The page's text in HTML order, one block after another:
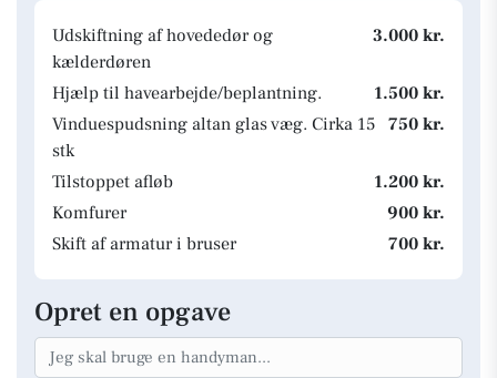
Udskiftning af hovededør og
kælderdøren
3.000 kr.
Hjælp til havearbejde/beplantning.
1.500 kr.
Vinduespudsning altan glas væg. Cirka 15
stk
750 kr.
Tilstoppet afløb
1.200 kr.
Komfurer
900 kr.
Skift af armatur i bruser
700 kr.
Opret en opgave